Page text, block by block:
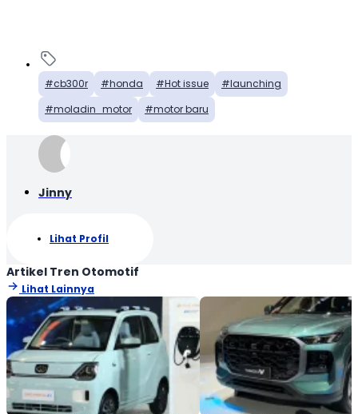
cb300r honda Hot issue
launching
moladin_motor
motor baru
Jinny
Lihat Profil
Artikel Tren Otomotif
Lihat Lainnya